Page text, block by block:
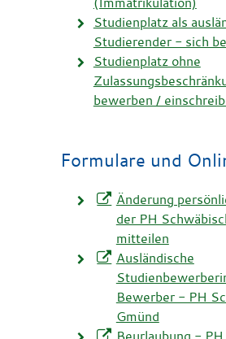
Studienplatz als
Studierender - sich
Studienplatz ohne
bewerben /
Formulare und
Änderung
der PH
mitteilen
Ausländische
Bewerber - PH
Gmünd
Beurlaubung -